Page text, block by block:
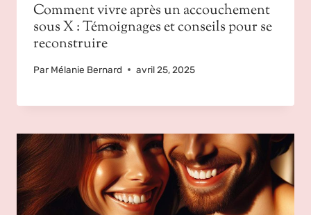
Comment vivre après un accouchement
sous X : Témoignages et conseils pour se
reconstruire
Par Mélanie Bernard avril 25, 2025